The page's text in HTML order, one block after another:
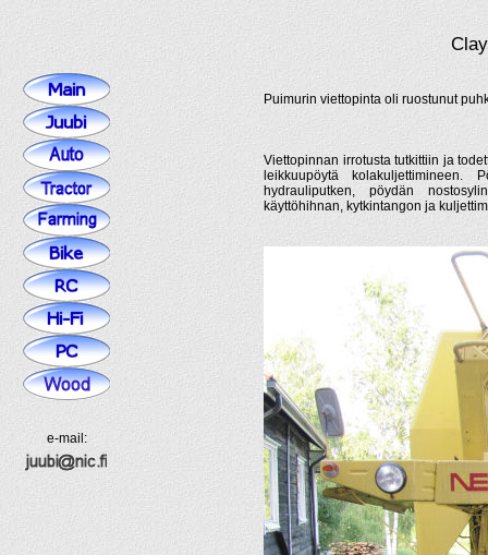
e-mail:
Puimurin viettopinta oli ruostunut
Viettopinnan irrotusta tutkittiin ja
leikkuupöytä kolakuljettimineen.
hydrauliputken, pöydän
käyttöhihnan, kytkintangon ja